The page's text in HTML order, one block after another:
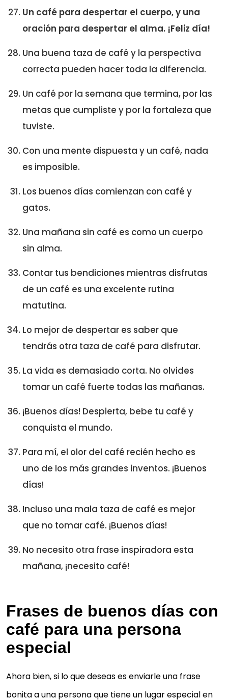
Un café para despertar el cuerpo, y una
oración para despertar el alma. ¡Feliz día!
Una buena taza de café y la perspectiva
correcta pueden hacer toda la diferencia.
Un café por la semana que termina, por las
metas que cumpliste y por la fortaleza que
tuviste.
Con una mente dispuesta y un café, nada
es imposible.
Los buenos días comienzan con café y
gatos.
Una mañana sin café es como un cuerpo
sin alma.
Contar tus bendiciones mientras disfrutas
de un café es una excelente rutina
matutina.
Lo mejor de despertar es saber que
tendrás otra taza de café para disfrutar.
La vida es demasiado corta. No olvides
tomar un café fuerte todas las mañanas.
¡Buenos días! Despierta, bebe tu café y
conquista el mundo.
Para mí, el olor del café recién hecho es
uno de los más grandes inventos. ¡Buenos
días!
Incluso una mala taza de café es mejor
que no tomar café. ¡Buenos días!
No necesito otra frase inspiradora esta
mañana, ¡necesito café!
Frases de buenos días con
café para una persona
especial
Ahora bien, si lo que deseas es enviarle una frase
bonita a una persona que tiene un lugar especial en